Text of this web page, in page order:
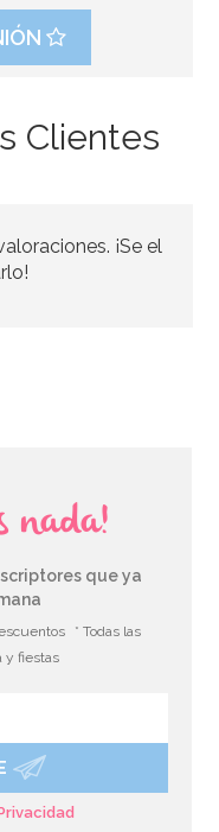
Clientes
¡Se el
nada!
que ya
* Todas las
y fiestas